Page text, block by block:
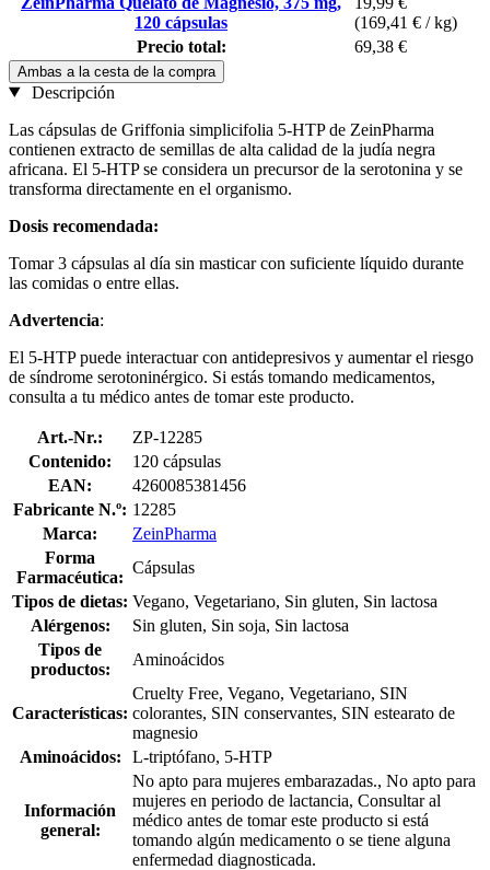
120 cápsulas
(169,41 € / kg)
Precio total:
69,38 €
Ambas a la cesta de la compra
Descripción
Las cápsulas de Griffonia simplicifolia 5-HTP de ZeinPharma
contienen extracto de semillas de alta calidad de la judía negra
africana. El 5-HTP se considera un precursor de la serotonina y se
transforma directamente en el organismo.
Dosis recomendada:
Tomar 3 cápsulas al día sin masticar con suficiente líquido durante
las comidas o entre ellas.
Advertencia:
El 5-HTP puede interactuar con antidepresivos y aumentar el riesgo
de síndrome serotoninérgico. Si estás tomando medicamentos,
consulta a tu médico antes de tomar este producto.
Art.-Nr.:
ZP-12285
Contenido:
120 cápsulas
EAN:
4260085381456
Fabricante N.º: 12285
Marca:
ZeinPharma
Forma
Farmacéutica:
Cápsulas
Tipos de dietas: Vegano, Vegetariano, Sin gluten, Sin lactosa
Alérgenos:
Sin gluten, Sin soja, Sin lactosa
Tipos de
productos:
Aminoácidos
Características:
Cruelty Free, Vegano, Vegetariano, SIN
colorantes, SIN conservantes, SIN estearato de
magnesio
Aminoácidos:
L-triptófano, 5-HTP
Información
general:
No apto para mujeres embarazadas., No apto para
mujeres en periodo de lactancia, Consultar al
médico antes de tomar este producto si está
tomando algún medicamento o se tiene alguna
enfermedad diagnosticada.